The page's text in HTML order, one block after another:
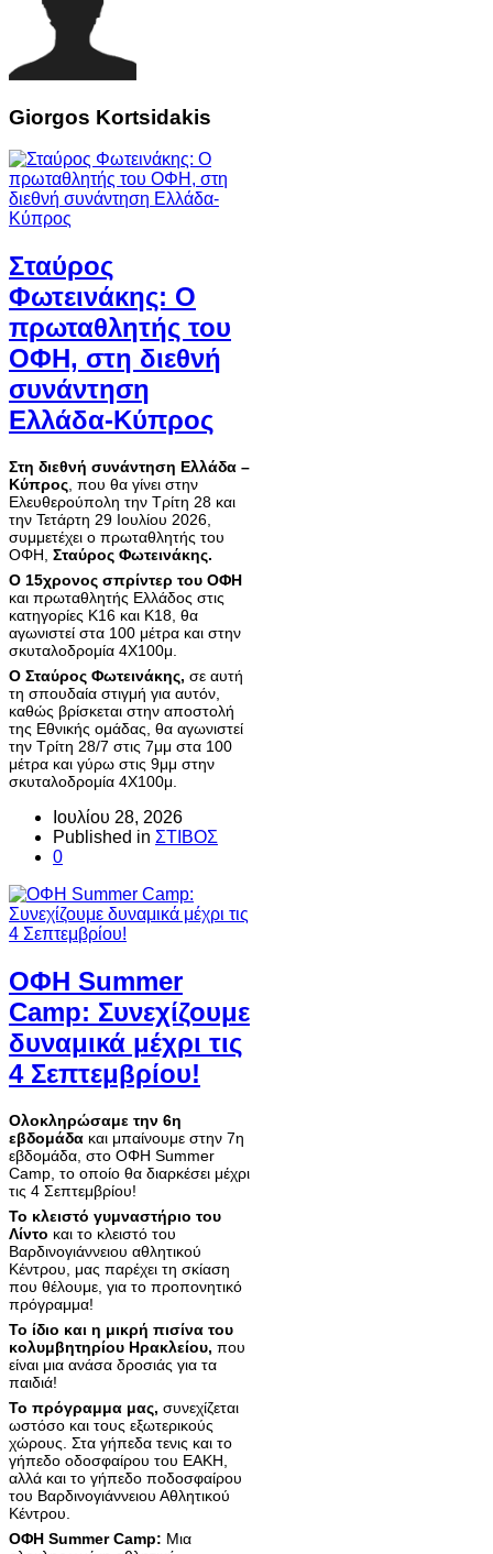
Giorgos Kortsidakis
Σταύρος
Φωτεινάκης: O
πρωταθλητής του
ΟΦΗ, στη διεθνή
συνάντηση
Ελλάδα-Κύπρος
Στη διεθνή συνάντηση Ελλάδα –
Κύπρος, που θα γίνει στην
Ελευθερούπολη την Τρίτη 28 και
την Τετάρτη 29 Ιουλίου 2026,
συμμετέχει ο πρωταθλητής του
ΟΦΗ, Σταύρος Φωτεινάκης.
Ο 15χρονος σπρίντερ του ΟΦΗ
και πρωταθλητής Ελλάδος στις
κατηγορίες Κ16 και Κ18, θα
αγωνιστεί στα 100 μέτρα και στην
σκυταλοδρομία 4Χ100μ.
Ο Σταύρος Φωτεινάκης, σε αυτή
τη σπουδαία στιγμή για αυτόν,
καθώς βρίσκεται στην αποστολή
της Εθνικής ομάδας, θα αγωνιστεί
την Τρίτη 28/7 στις 7μμ στα 100
μέτρα και γύρω στις 9μμ στην
σκυταλοδρομία 4Χ100μ.
Ιουλίου 28, 2026
Published in ΣΤΙΒΟΣ
0
ΟΦΗ Summer
Camp: Συνεχίζουμε
δυναμικά μέχρι τις
4 Σεπτεμβρίου!
Ολοκληρώσαμε την 6η
εβδομάδα και μπαίνουμε στην 7η
εβδομάδα, στο ΟΦΗ Summer
Camp, το οποίο θα διαρκέσει μέχρι
τις 4 Σεπτεμβρίου!
Το κλειστό γυμναστήριο του
Λίντο και το κλειστό του
Βαρδινογιάννειου αθλητικού
Κέντρου, μας παρέχει τη σκίαση
που θέλουμε, για το προπονητικό
πρόγραμμα!
Το ίδιο και η μικρή πισίνα του
κολυμβητηρίου Ηρακλείου, που
είναι μια ανάσα δροσιάς για τα
παιδιά!
Το πρόγραμμα μας, συνεχίζεται
ωστόσο και τους εξωτερικούς
χώρους. Στα γήπεδα τενις και το
γήπεδο οδοσφαίρου του ΕΑΚΗ,
αλλά και το γήπεδο ποδοσφαίρου
του Βαρδινογιάννειου Αθλητικού
Κέντρου.
ΟΦΗ Summer Camp: Mια